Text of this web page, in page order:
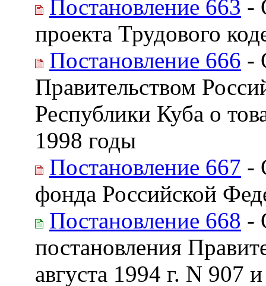
Постановление 663 -
проекта Трудового
Постановление 666 -
Правительством
Республики Куба о
1998 годы
Постановление 667 -
фонда Российской
Постановление 668 -
постановления
августа 1994 г. N 907